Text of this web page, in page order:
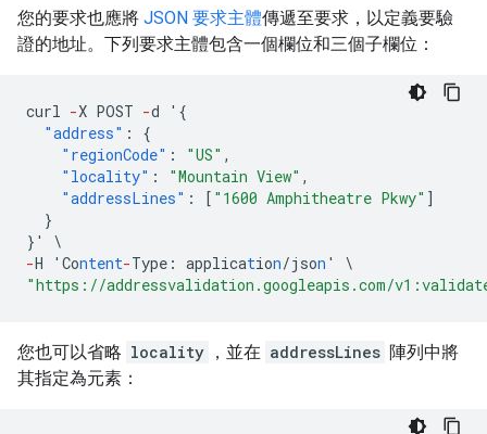
您的要求也應將 JSON 要求主體傳遞至要求，以定義要驗
證的地址。下列要求主體包含一個欄位和三個子欄位：
curl -X POST -d ' {
"address" :
{
"regionCode" : "US" ,
"locality" : "Mountain View" ,
"addressLines" : [ "1600 Amphitheatre Pkwy" ]
}
} '
\
-H 'Content-Type : application/json '
\
"https://addressvalidation.googleapis.com/
您也可以省略 locality ，並在 addressLines 陣列中將
其指定為元素：